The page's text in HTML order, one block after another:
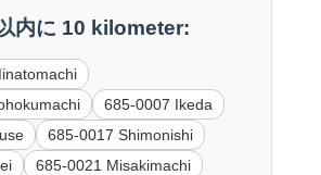
内に 10 kilometer:
685-0007 Ikeda
685-0017 Shimonishi
685-0021 Misakimachi